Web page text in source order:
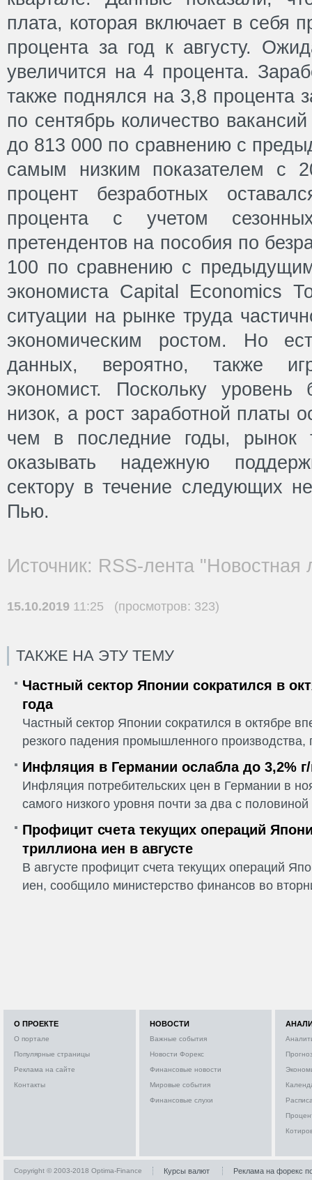
плата, которая включает в себя
процента за год к августу.
увеличится на 4 процента.
также поднялся на 3,8 процента
по сентябрь количество
до 813 000 по сравнению с
самым низким показателем с
процент безработных
процента с учетом
претендентов на пособия по
100 по сравнению с
экономиста Capital Economics
ситуации на рынке труда
экономическим ростом. Но
данных, вероятно, также
экономист. Поскольку
низок, а рост заработной платы
чем в последние годы, рынок
оказывать надежную
сектору в течение следующих
Пью.
Источник: RSS-лента "Новостная
15.10.2019 11:25 (просмотров: 323)
ТАКЖЕ НА ЭТУ ТЕМУ
Частный сектор Японии сократился в
года
Частный сектор Японии сократился в октябре
резкого падения промышленного производства,
Инфляция в Германии ослабла до 3,2%
Инфляция потребительских цен в Германии в
самого низкого уровня почти за два с половиной
Профицит счета текущих операций
триллиона иен в августе
В августе профицит счета текущих операций
иен, сообщило министерство финансов во
О ПРОЕКТЕ
О портале
Популярные страницы
Реклама на сайте
Контакты
НОВОСТИ
Важные события
Новости Форекс
Финансовые новости
Мировые события
Финансовые слухи
Copyright © 2003-2018 Optima-Finance Курсы валют Реклама на форекс